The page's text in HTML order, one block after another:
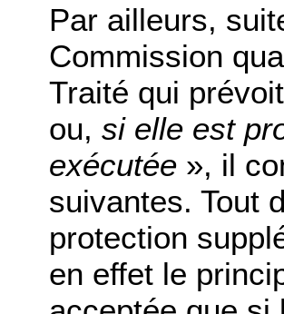
Par ailleurs,
Commission
Traité qui
ou, si elle est
exécutée », il
suivantes. Tout
protection
en effet le